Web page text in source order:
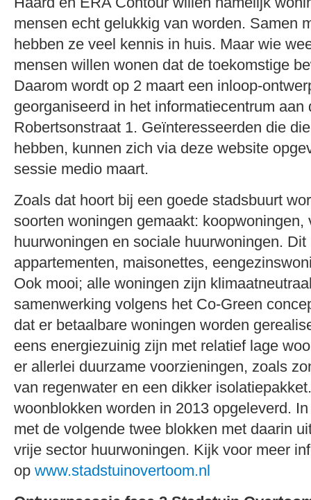
mensen echt gelukkig van worden. Samen
hebben ze veel kennis in huis. Maar wie
mensen willen wonen dat de toekomstige
Daarom wordt op 2 maart een inloop-
georganiseerd in het informatiecentrum aan
Robertsonstraat 1. Geïnteresseerden die
hebben, kunnen zich via deze website
sessie medio maart.
Zoals dat hoort bij een goede stadsbuurt
soorten woningen gemaakt: koopwoningen,
huurwoningen en sociale huurwoningen.
appartementen, maisonettes,
Ook mooi; alle woningen zijn
samenwerking volgens het Co-Green
dat er betaalbare woningen worden
eens energiezuinig zijn met relatief lage
er allerlei duurzame voorzieningen, zoals
van regenwater en een dikker
woonblokken worden in 2013 opgeleverd.
met de volgende twee blokken met daarin
vrije sector huurwoningen. Kijk voor meer
op www.stadstuinovertoom.nl